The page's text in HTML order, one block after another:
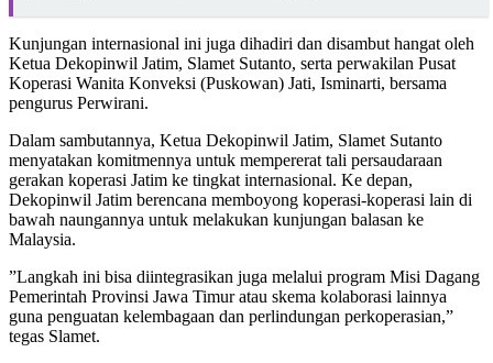
​Kunjungan internasional ini juga dihadiri dan disambut hangat oleh
Ketua Dekopinwil Jatim, Slamet Sutanto, serta perwakilan Pusat
Koperasi Wanita Konveksi (Puskowan) Jati, Isminarti, bersama
pengurus Perwirani.
​Dalam sambutannya, Ketua Dekopinwil Jatim, Slamet Sutanto
menyatakan komitmennya untuk mempererat tali persaudaraan
gerakan koperasi Jatim ke tingkat internasional. Ke depan,
Dekopinwil Jatim berencana memboyong koperasi-koperasi lain di
bawah naungannya untuk melakukan kunjungan balasan ke
Malaysia.
​”Langkah ini bisa diintegrasikan juga melalui program Misi Dagang
Pemerintah Provinsi Jawa Timur atau skema kolaborasi lainnya
guna penguatan kelembagaan dan perlindungan perkoperasian,”
tegas Slamet.